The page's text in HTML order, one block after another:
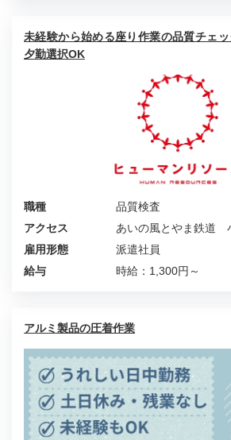
未経験から始める座り作業の品質チェッ
夕勤選択OK
職種
品質検査
アクセス
あいの風とやま鉄道
雇用形態
派遣社員
給与
時給：1,300円～
アルミ製品の圧着作業